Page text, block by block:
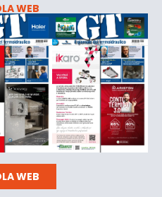
WEB
WEB